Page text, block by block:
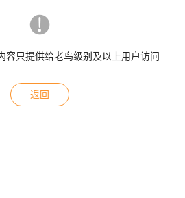
容只提供给老鸟级别及以上用户访问
返回